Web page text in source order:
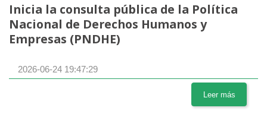
Inicia la consulta pública de la Política
Nacional de Derechos Humanos y
Empresas (PNDHE)
2026-06-24 19:47:29
Leer más